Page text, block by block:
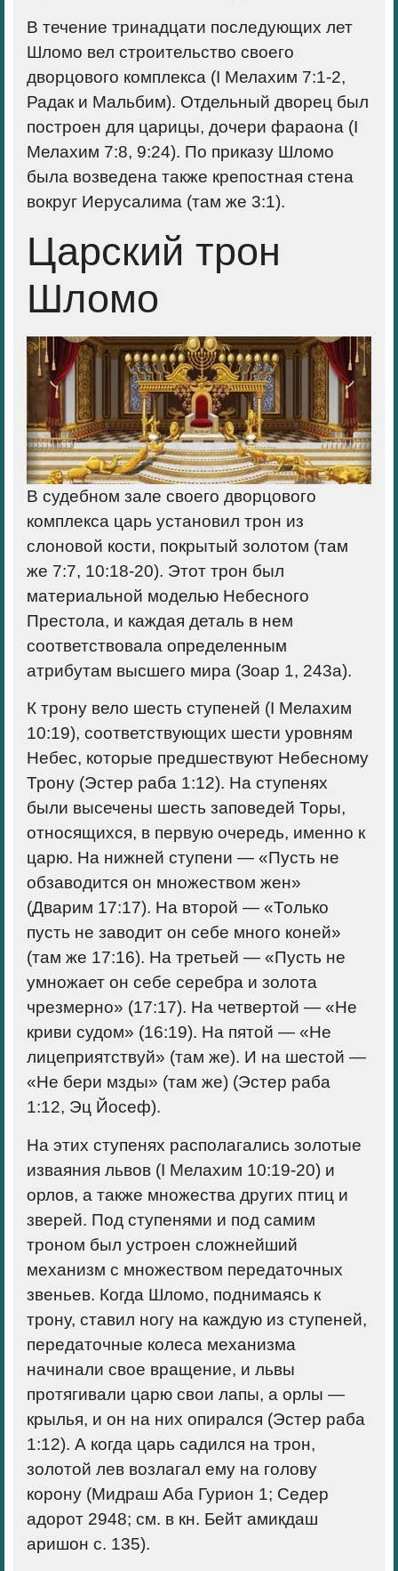
В течение тринадцати последующих лет
Шломо вел строительство своего
дворцового комплекса (I Мелахим 7:1-2,
Радак и Мальбим). Отдельный дворец был
построен для царицы, дочери фараона (I
Мелахим 7:8, 9:24). По приказу Шломо
была возведена также крепостная стена
вокруг Иерусалима (там же 3:1).
Царский трон
Шломо
В судебном зале своего дворцового
комплекса царь установил трон из
слоновой кости, покрытый золотом (там
же 7:7, 10:18-20). Этот трон был
материальной моделью Небесного
Престола, и каждая деталь в нем
соответствовала определенным
атрибутам высшего мира (Зоар 1, 243а).
К трону вело шесть ступеней (I Мелахим
10:19), соответствующих шести уровням
Небес, которые предшествуют Небесному
Трону (Эстер раба 1:12). На ступенях
были высечены шесть заповедей Торы,
относящихся, в первую очередь, именно к
царю. На нижней ступени — «Пусть не
обзаводится он множеством жен»
(Дварим 17:17). На второй — «Только
пусть не заводит он себе много коней»
(там же 17:16). На третьей — «Пусть не
умножает он себе серебра и золота
чрезмерно» (17:17). На четвертой — «Не
криви судом» (16:19). На пятой — «Не
лицеприятствуй» (там же). И на шестой —
«Не бери мзды» (там же) (Эстер раба
1:12, Эц Йосеф).
На этих ступенях располагались золотые
изваяния львов (I Мелахим 10:19-20) и
орлов, а также множества других птиц и
зверей. Под ступенями и под самим
троном был устроен сложнейший
механизм с множеством передаточных
звеньев. Когда Шломо, поднимаясь к
трону, ставил ногу на каждую из ступеней,
передаточные колеса механизма
начинали свое вращение, и львы
протягивали царю свои лапы, а орлы —
крылья, и он на них опирался (Эстер раба
1:12). А когда царь садился на трон,
золотой лев возлагал ему на голову
корону (Мидраш Аба Гурион 1; Седер
адорот 2948; см. в кн. Бейт амикдаш
аришон с. 135).